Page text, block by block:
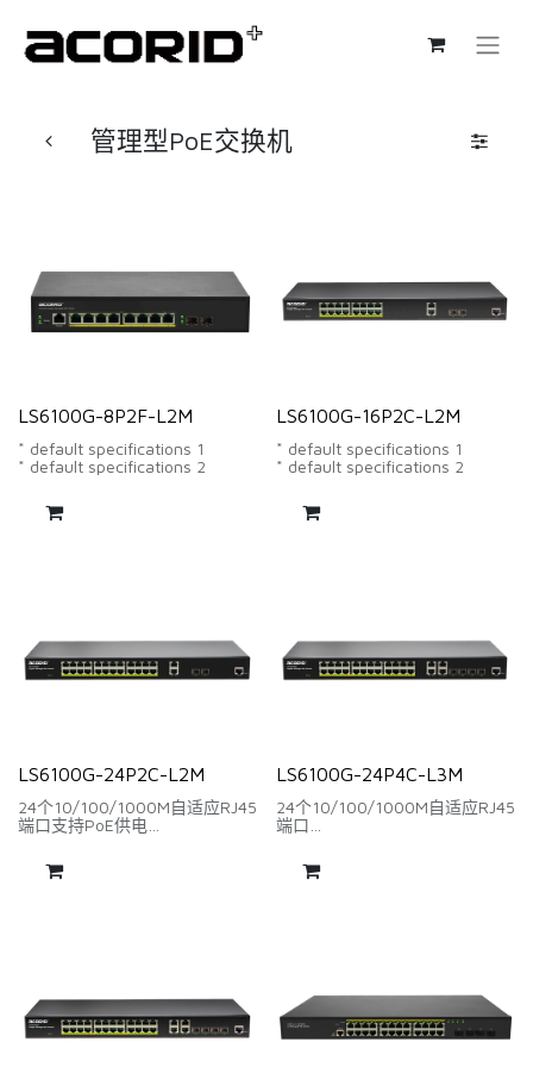
管理型PoE交换机
LS6100G-8P2F-L2M
* default specifications 1
* default specifications 2
LS6100G-16P2C-L2M
* default specifications 1
* default specifications 2
LS6100G-24P2C-L2M
24个10/100/1000M自适应RJ45
端口支持PoE供电
口（combo）
背板带宽：52Gbps
LS6100G-24P4C-L3M
24个10/100/1000M自适应RJ45
端口
光纤口（Combo)
背板带宽：56Gbps